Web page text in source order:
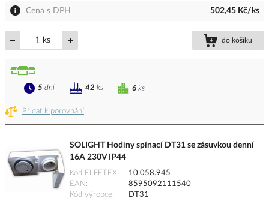
Cena s DPH 502,45 Kč/ks
ks do košíku
Přidat k porovnání
6 ks
5 dní 42 ks
SOLIGHT Hodiny spínací DT31 se zásuvkou denní
16A 230V IP44
Kód ELFETEX
10.058.945
EAN
8595092111540
Kód výrobce
DT31